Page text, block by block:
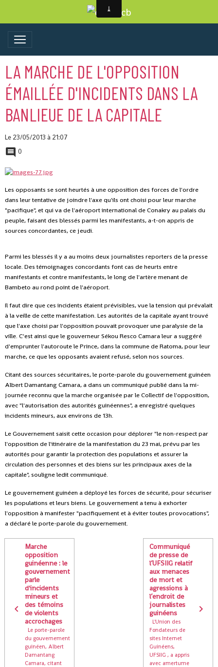
LA MARCHE DE L'OPPOSITION
ÉMAILLÉE D'INCIDENTS DANS LA
BANLIEUE DE LA CAPITALE
Le 23/05/2013 à 21:07
0
Les opposants se sont heurtés à une opposition des forces de l'ordre
dans leur tentative de joindre l'axe qu'ils ont choisi pour leur marche
"pacifique", et qui va de l'aéroport international de Conakry au palais du
peuple, faisant des blessés parmi les manifestants, a-t-on appris de
sources concordantes, ce jeudi.
Parmi les blessés il y a au moins deux journalistes reporters de la presse
locale. Des témoignages concordants font cas de heurts entre
manifestants et contre manifestants, le long de l'artère menant de
Bambeto au rond point de l'aéroport.
Il faut dire que ces incidents étaient prévisibles, vue la tension qui prévalait
à la veille de cette manifestation. Les autorités de la capitale ayant trouvé
que l'axe choisi par l'opposition pouvait provoquer une paralysie de la
ville. C'est ainsi que le gouverneur Sékou Resco Camara leur a suggéré
d'emprunter l'autoroute le Prince, dans la commune de Ratoma, pour leur
marche, ce que les opposants avaient refusé, selon nos sources.
Citant des sources sécuritaires, le porte-parole du gouvernement guinéen
Albert Damantang Camara, a dans un communiqué publié dans la mi-
journée reconnu que la marche organisée par le Collectif de l'opposition,
avec "l'autorisation des autorités guinéennes", a enregistré quelques
incidents mineurs, aux environs de 13h.
Le Gouvernement saisit cette occasion pour déplorer "le non-respect par
l'opposition de l'itinéraire de la manifestation du 23 mai, prévu par les
autorités pour garantir la protection des populations et assurer la
circulation des personnes et des biens sur les principaux axes de la
capitale", souligne ledit communiqué.
Le gouvernement guinéen a déployé les forces de sécurité, pour sécuriser
les populations et leurs biens. Le gouvernement a tenu à exhorter
l'opposition à manifester "pacifiquement et à éviter toutes provocations",
a déclaré le porte-parole du gouvernement.
Marche
opposition
guinéenne : le
gouvernement
parle
d'incidents
mineurs et
des témoins
de violents
accrochages
Le porte-parole
du gouvernement
guinéen, Albert
Damantang
Camara, citant
Communiqué
de presse de
l’UFSIIG relatif
aux menaces
de mort et
agressions à
l’endroit de
journalistes
guinéens
L'Union des
Fondateurs de
sites Internet
Guinéens,
UFSIIG , a appris
avec amertume